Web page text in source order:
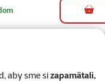
aby sme sizapamätali,
do